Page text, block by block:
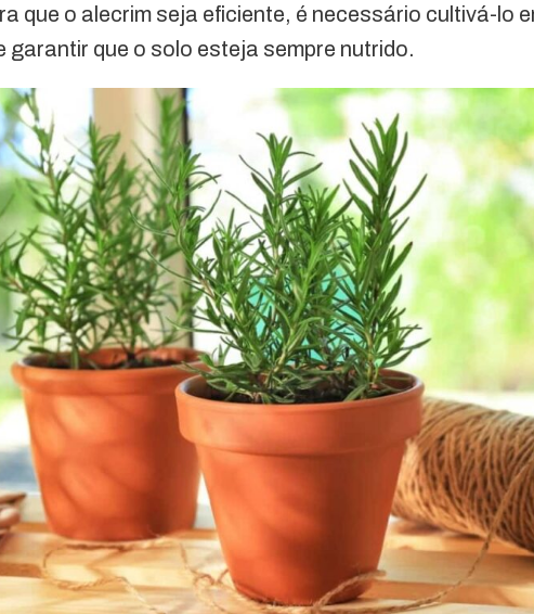
que o alecrim seja eficiente, é necessário cultivá-lo
garantir que o solo esteja sempre nutrido.